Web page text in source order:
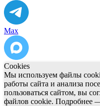
Max
Cookies
Мы используем файлы
работы сайта и анализа
пользоваться сайтом, вы
файлов cookie. Подробнее